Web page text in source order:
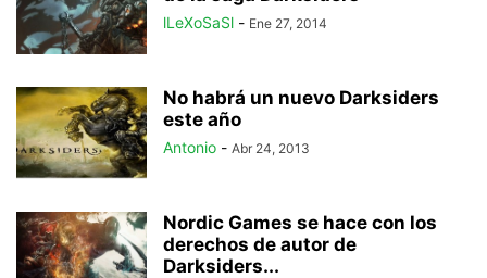
lLeXoSaSl - Ene 27, 2014
No habrá un nuevo Darksiders
este año
Antonio - Abr 24, 2013
Nordic Games se hace con los
derechos de autor de
Darksiders...